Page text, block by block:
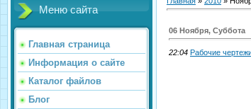
Меню сайта
Главная страница
Информация о сайте
Каталог файлов
Блог
06 Ноября, Суббота
22:04 Рабочие